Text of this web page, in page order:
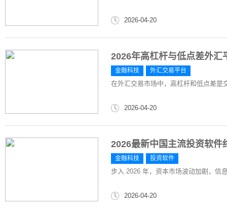
2026-04-20
2026年高杠杆与低点差外汇
金融科技 外汇交易平台
在外汇交易市场中，高杠杆和低点差是
2026-04-20
2026最新中国主流投资软件
金融科技 投资软件
步入 2026 年，资本市场波动加剧，信
2026-04-20